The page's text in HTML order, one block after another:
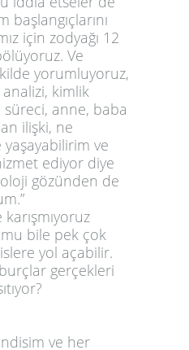
başlangıçlarını
için zodyağı 12
Ve
yorumluyoruz,
kimlik
süreci, anne, baba
ilişki, ne
yaşayabilirim ve
ediyor diye
gözünden de
bile pek çok
yol açabilir.
gerçekleri
ve her